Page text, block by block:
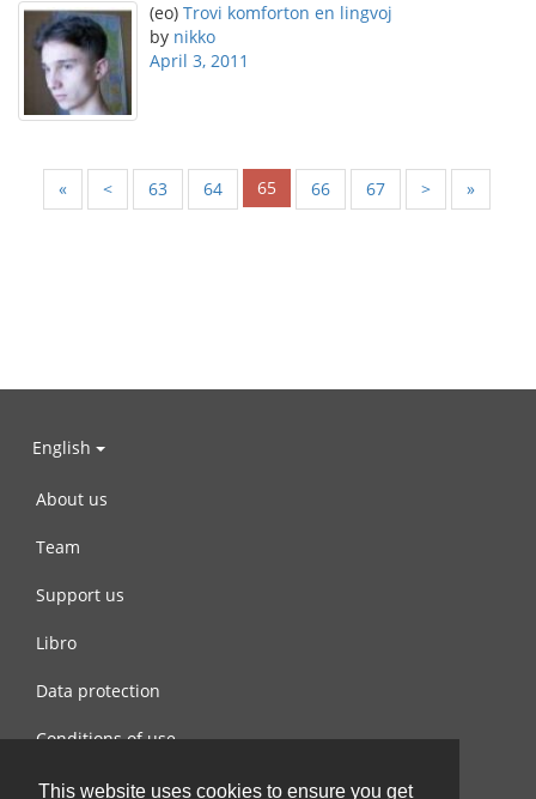
This website uses cookies to ensure you get
(eo) Trovi komforton en lingvoj
by nikko
April 3, 2011
« < 63 64 65 66 67 > »
English
About us
Team
Support us
Libro
Data protection
Conditions of use
Contact us